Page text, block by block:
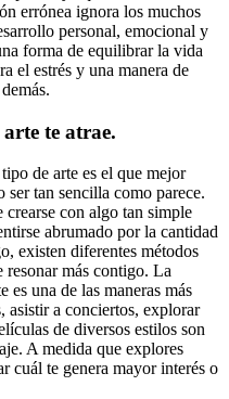
errónea ignora los muchos
personal, emocional y
forma de equilibrar la vida
el estrés y una manera de
te atrae.
de arte es el que mejor
ser tan sencilla como parece.
crearse con algo tan simple
abrumado por la cantidad
existen diferentes métodos
resonar más contigo. La
es una de las maneras más
asistir a conciertos, explorar
de diversos estilos son
A medida que explores
cuál te genera mayor interés o